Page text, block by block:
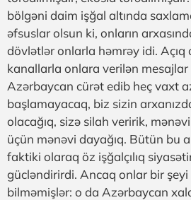
bölgəni daim işğal altında
əfsuslar olsun ki, onların
dövlətlər onlarla həmrəy idi. Açıq
kanallarla onlara verilən
Azərbaycan cürət edib heç vaxt
başlamayacaq, biz sizin
olacağıq, sizə silah veririk,
üçün mənəvi dayağıq. Bütün bu
faktiki olaraq öz işğalçılıq
gücləndirirdi. Ancaq onlar bir
bilməmişlər: o da Azərbaycan